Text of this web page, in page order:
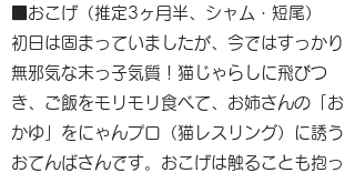
■おこげ（推定3ヶ月半、シャム・短尾）
初日は固まっていましたが、今ではすっかり
無邪気な末っ子気質！猫じゃらしに飛びつ
き、ご飯をモリモリ食べて、お姉さんの「お
かゆ」をにゃんプロ（猫レスリング）に誘う
おてんばさんです。おこげは触ることも抱っ